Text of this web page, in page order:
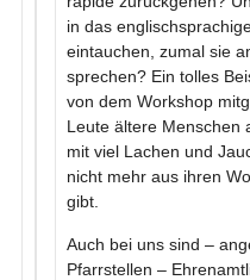
in das
eintauchen, zumal sie
sprechen? Ein tolles
von dem Workshop
Leute ältere Menschen
mit viel Lachen und
nicht mehr aus ihren
gibt.
Auch bei uns sind –
Pfarrstellen –